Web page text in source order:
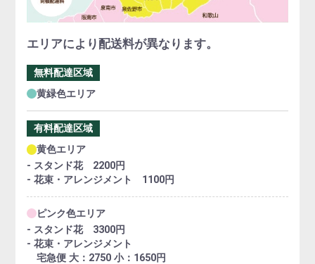
エリアにより配送料が異なります。
無料配達区域
黄緑色エリア
有料配達区域
黄色エリア
- スタンド花 2200円
- 花束・アレンジメント 1100円
ピンク色エリア
- スタンド花 3300円
- 花束・アレンジメント
宅急便 大：2750 小：1650円